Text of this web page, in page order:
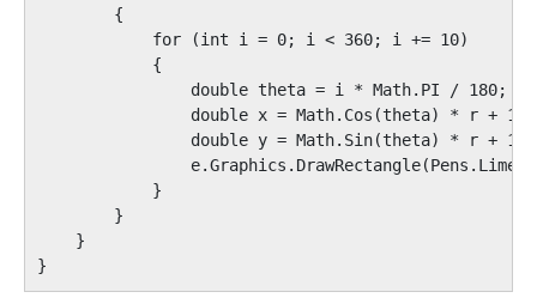
        {
            for (int i = 0; i < 360; i += 10)
            {
                double theta = i * Math.PI / 180;
double x = Math.Cos(theta) * r +
double y = Math.Sin(theta) * r +
e.Graphics.DrawRectangle(Pens.Lime,
            }
        }
    }